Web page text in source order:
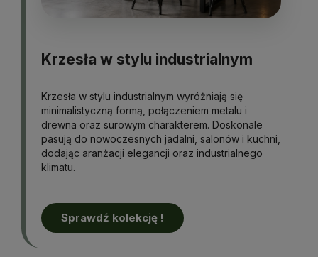
Krzesła w stylu industrialnym
Krzesła w stylu industrialnym wyróżniają się
minimalistyczną formą, połączeniem metalu i
drewna oraz surowym charakterem. Doskonale
pasują do nowoczesnych jadalni, salonów i kuchni,
dodając aranżacji elegancji oraz industrialnego
klimatu.
Sprawdź kolekcję !